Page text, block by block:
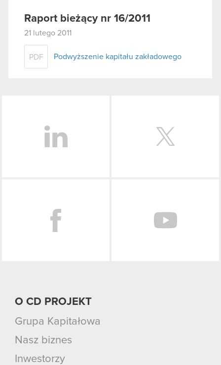
Raport bieżący nr 16/2011
21 lutego 2011
PDF Podwyższenie kapitału zakładowego
O CD PROJEKT
Grupa Kapitałowa
Nasz biznes
Inwestorzy